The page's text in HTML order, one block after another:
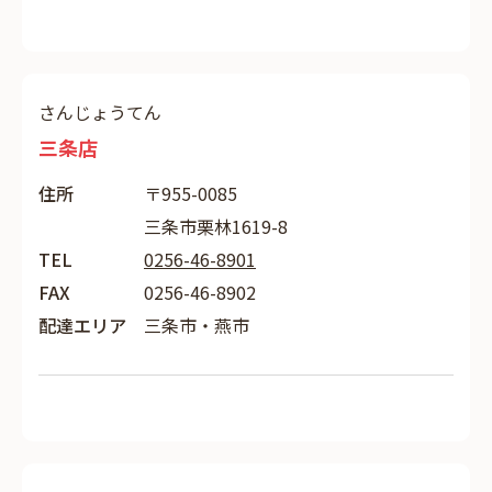
さんじょうてん
三条店
住所
〒955-0085
三条市栗林1619-8
TEL
0256-46-8901
FAX
0256-46-8902
配達エリア
三条市・燕市